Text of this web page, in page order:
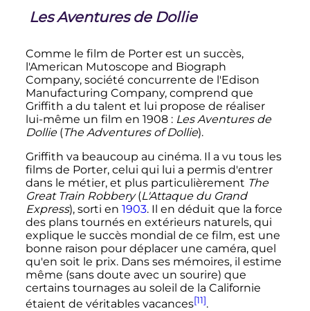
Les Aventures de Dollie
Comme le film de Porter est un succès,
l'American Mutoscope and Biograph
Company, société concurrente de l'Edison
Manufacturing Company, comprend que
Griffith a du talent et lui propose de réaliser
lui-même un film en 1908 : Les Aventures de
Dollie(The Adventures of Dollie).
Griffith va beaucoup au cinéma. Il a vu tous les
films de Porter, celui qui lui a permis d'entrer
dans le métier, et plus particulièrement The
Great Train Robbery(L'Attaque du Grand
Express), sorti en 1903. Il en déduit que la force
des plans tournés en extérieurs naturels, qui
explique le succès mondial de ce film, est une
bonne raison pour déplacer une caméra, quel
qu'en soit le prix. Dans ses mémoires, il estime
même (sans doute avec un sourire) que
certains tournages au soleil de la Californie
étaient de véritables vacances[11].